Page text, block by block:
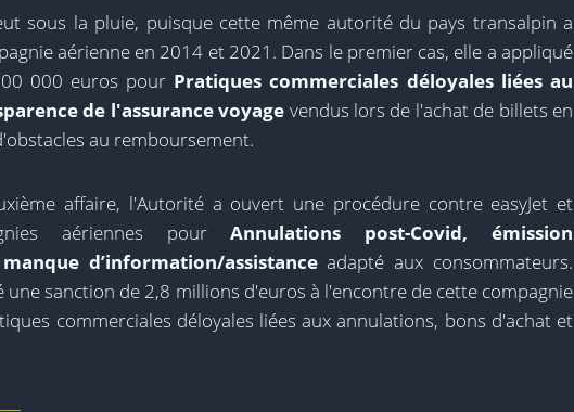
sous la pluie, puisque cette même autorité du pays transalpin a
aérienne en 2014 et 2021. Dans le premier cas, elle a appliqué
000 euros pour Pratiques commerciales déloyales liées au
de l'assurance voyage vendus lors de l'achat de billets en
au remboursement.
affaire, l'Autorité a ouvert une procédure contre easyJet et
aériennes pourAnnulations post-Covid, émission
d’information/assistanceadapté aux consommateurs.
une sanction de 2,8 millions d'euros à l'encontre de cette compagnie
commerciales déloyales liées aux annulations, bons d'achat et